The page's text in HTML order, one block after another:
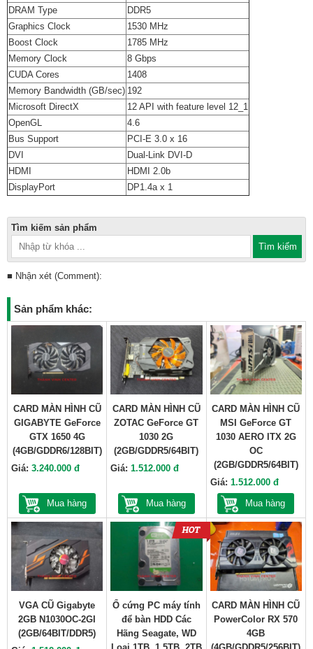
DRAM Type
DDR5
Graphics Clock
1530 MHz
Boost Clock
1785 MHz
Memory Clock
8 Gbps
CUDA Cores
1408
Memory Bandwidth (GB/sec) 192
Microsoft DirectX
12 API with feature level 12_1
OpenGL
4.6
Bus Support
PCI-E 3.0 x 16
DVI
Dual-Link DVI-D
HDMI
HDMI 2.0b
DisplayPort
DP1.4a x 1
Tìm kiếm sản phẩm
■ Nhận xét (Comment):
Sản phẩm khác:
CARD MÀN HÌNH CŨ
GIGABYTE GeForce
GTX 1650 4G
(4GB/GDDR6/128BIT)
Giá: 3.240.000 đ
Mua hàng
CARD MÀN HÌNH CŨ
ZOTAC GeForce GT
1030 2G
(2GB/GDDR5/64BIT)
Giá:1.512.000 đ
Mua hàng
CARD MÀN HÌNH CŨ
MSI GeForce GT
1030 AERO ITX 2G
OC
(2GB/GDDR5/64BIT)
Giá: 1.512.000 đ
Mua hàng
VGA CŨ Gigabyte
2GB N1030OC-2GI
(2GB/64BIT/DDR5)
Ổ cứng PC máy tính
để bàn HDD Các
Hãng Seagate, WD
CARD MÀN HÌNH CŨ
PowerColor RX 570
4GB